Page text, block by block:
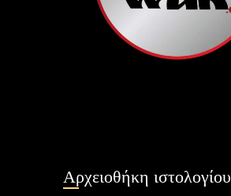
Αρχειοθήκη ιστολογίου